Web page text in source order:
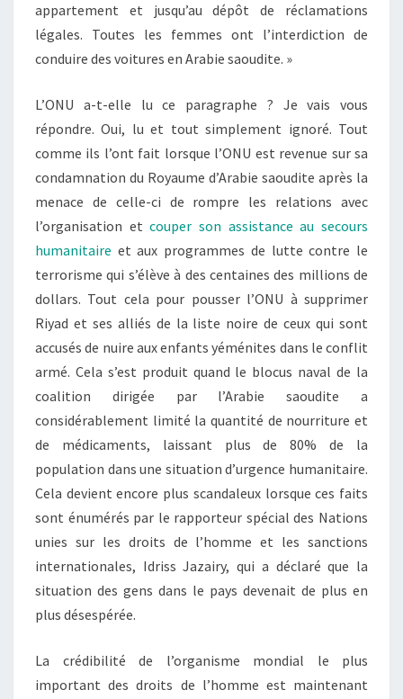
appartement et jusqu’au dépôt de réclamations
légales. Toutes les femmes ont l’interdiction de
conduire des voitures en Arabie saoudite. »
L’ONU a-t-elle lu ce paragraphe ? Je vais vous
répondre. Oui, lu et tout simplement ignoré. Tout
comme ils l’ont fait lorsque l’ONU est revenue sur sa
condamnation du Royaume d’Arabie saoudite après la
menace de celle-ci de rompre les relations avec
l’organisation etcouper son assistance au secours
humanitaire et aux programmes de lutte contre le
terrorisme qui s’élève à des centaines des millions de
dollars. Tout cela pour pousser l’ONU à supprimer
Riyad et ses alliés de la liste noire de ceux qui sont
accusés de nuire aux enfants yéménites dans le conflit
armé. Cela s’est produit quand le blocus naval de la
coalition dirigée par l’Arabie saoudite a
considérablement limité la quantité de nourriture et
de médicaments, laissant plus de 80% de la
population dans une situation d’urgence humanitaire.
Cela devient encore plus scandaleux lorsque ces faits
sont énumérés par le rapporteur spécial des Nations
unies sur les droits de l’homme et les sanctions
internationales, Idriss Jazairy, qui a déclaré que la
situation des gens dans le pays devenait de plus en
plus désespérée.
La crédibilité de l’organisme mondial le plus
important des droits de l’homme est maintenant